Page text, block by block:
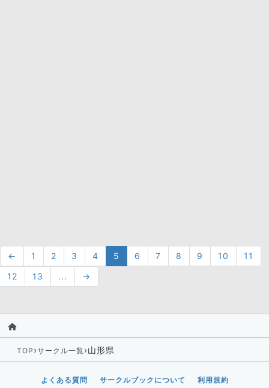
← 1 2 3 4 5 6 7 8 9 10
11
12
13 ... →
TOP ›サークル一覧›山形県
よくある質問 サークルブックについて 利用規約